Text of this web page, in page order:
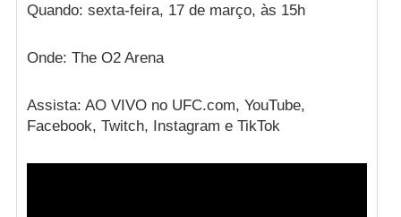
Quando: sexta-feira, 17 de março, às 15h
Onde: The O2 Arena
Assista: AO VIVO no UFC.com, YouTube,
Facebook, Twitch, Instagram e TikTok